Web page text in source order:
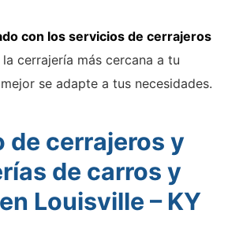
con los servicios de cerrajeros
la cerrajería más cercana a tu
se adapte a tus necesidades.
de cerrajeros y
de carros y
Louisville – KY